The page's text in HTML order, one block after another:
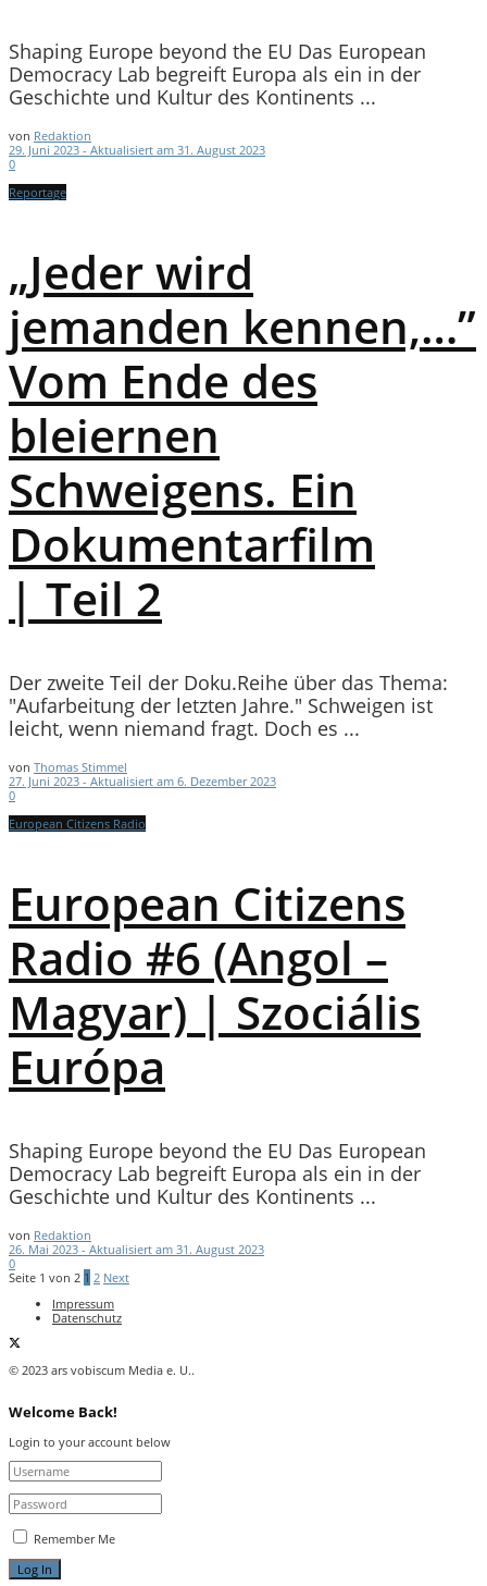
Shaping Europe beyond the EU Das European
Democracy Lab begreift Europa als ein in der
Geschichte und Kultur des Kontinents ...
von Redaktion
29. Juni 2023 - Aktualisiert am 31. August 2023
0
Reportage
„Jeder wird
jemanden kennen,…”
Vom Ende des
bleiernen
Schweigens. Ein
Dokumentarfilm
| Teil 2
Der zweite Teil der Doku.Reihe über das Thema:
"Aufarbeitung der letzten Jahre." Schweigen ist
leicht, wenn niemand fragt. Doch es ...
von Thomas Stimmel
27. Juni 2023 - Aktualisiert am 6. Dezember 2023
0
European Citizens Radio
European Citizens
Radio #6 (Angol –
Magyar) | Szociális
Európa
Shaping Europe beyond the EU Das European
Democracy Lab begreift Europa als ein in der
Geschichte und Kultur des Kontinents ...
von Redaktion
26. Mai 2023 - Aktualisiert am 31. August 2023
0
Seite 1 von 2 1 2 Next
Impressum
Datenschutz
© 2023 ars vobiscum Media e. U..
Welcome Back!
Login to your account below
Remember Me